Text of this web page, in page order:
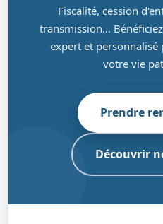
Fiscalité, cession
transmission…
expert et personnalisé
votre vie
Prendre
Découvrir